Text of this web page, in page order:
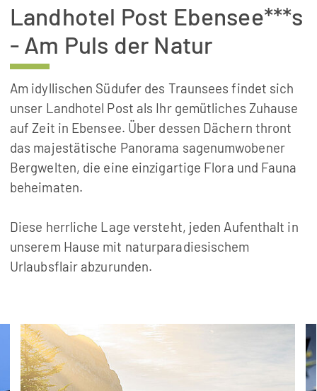
Landhotel Post Ebensee***s
- Am Puls der Natur
Am idyllischen Südufer des Traunsees findet sich
unser Landhotel Post als Ihr gemütliches Zuhause
auf Zeit in Ebensee. Über dessen Dächern thront
das majestätische Panorama sagenumwobener
Bergwelten, die eine einzigartige Flora und Fauna
beheimaten.
Diese herrliche Lage versteht, jeden Aufenthalt in
unserem Hause mit naturparadiesischem
Urlaubsflair abzurunden.